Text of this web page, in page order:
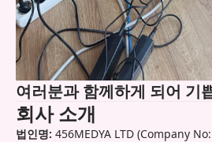
여러분과 함께하게 되어 기
회사 소개
법인명: 456MEDYA LTD (Company